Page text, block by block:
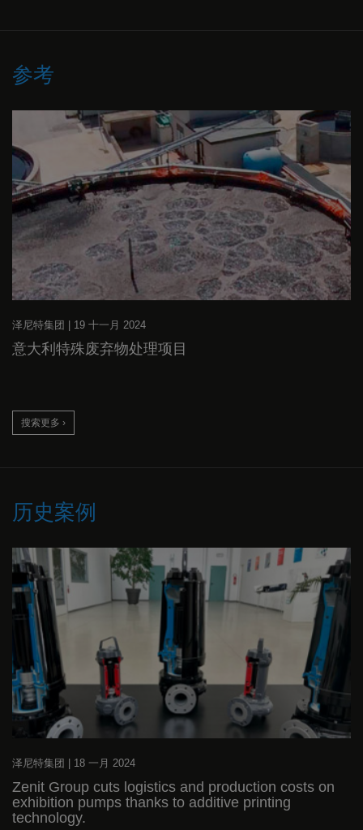
参考
泽尼特集团 19 十一月 2024
意大利特殊废弃物处理项目
搜索更多 ›
历史案例
泽尼特集团 18 一月 2024
Zenit Group cuts logistics and production costs on
exhibition pumps thanks to additive printing
technology.